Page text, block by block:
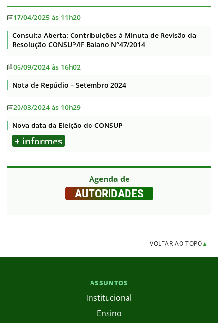
17/04/2025 às 11h20
Consulta Aberta: Contribuições à Minuta de Revisão da
Resolução CONSUP/IF Baiano N°47/2014
06/09/2024 às 16h02
Nota de Repúdio – Setembro 2024
20/03/2024 às 10h29
Nova data da Eleição do CONSUP
+ informes
Agenda de
AUTORIDADES
VOLTAR AO TOPO▲
ASSUNTOS
Institucional
Ensino